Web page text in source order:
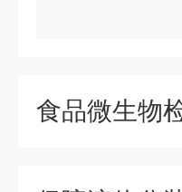
食品微生物